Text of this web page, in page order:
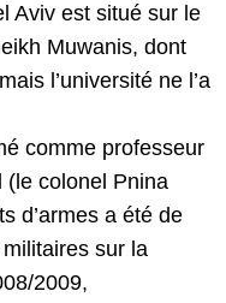
Aviv est situé sur le
Muwanis, dont
l’université ne l’a
comme professeur
(le colonel Pnina
d’armes a été de
sur la
2009,